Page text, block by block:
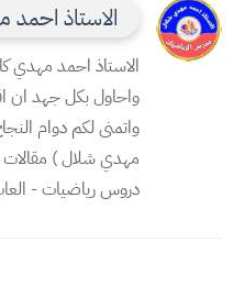
الاستاذ
الاستاذ احمد مهدي
واحاول بكل جهد ان
واتمنى لكم دوام
مهدي شلال ) مقالات
دروس رياضيات -